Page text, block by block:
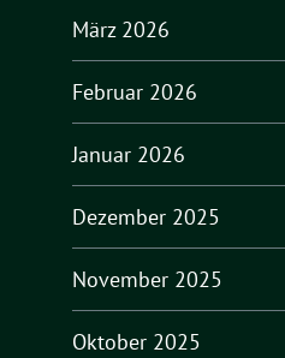
März 2026
Februar 2026
Januar 2026
Dezember 2025
November 2025
Oktober 2025